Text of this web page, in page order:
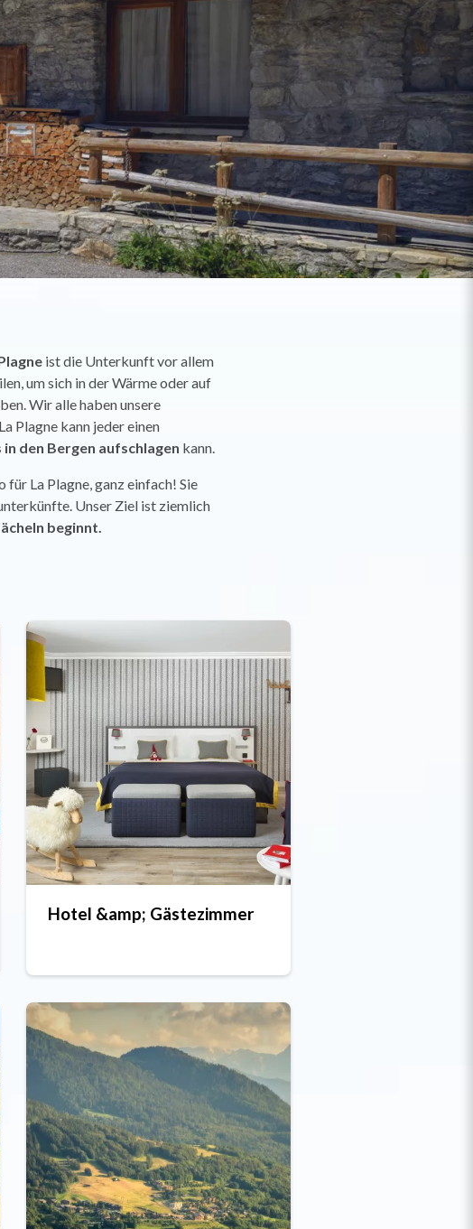
ist die Unterkunft vor allem
um sich in der Wärme oder auf
Wir alle haben unsere
Plagne kann jeder einen
den Bergen aufschlagen kann.
für La Plagne, ganz einfach! Sie
Unser Ziel ist ziemlich
beginnt.
Hotel &amp; Gästezimmer